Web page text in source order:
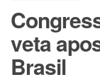
veta
Brasil